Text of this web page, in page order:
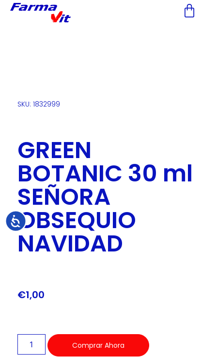
Nota:
accesibilidad.
Accesibilidad
SKU: 1832999
GREEN
BOTANIC 30 ml
SEÑORA
OBSEQUIO
NAVIDAD
€1,00
Comprar Ahora